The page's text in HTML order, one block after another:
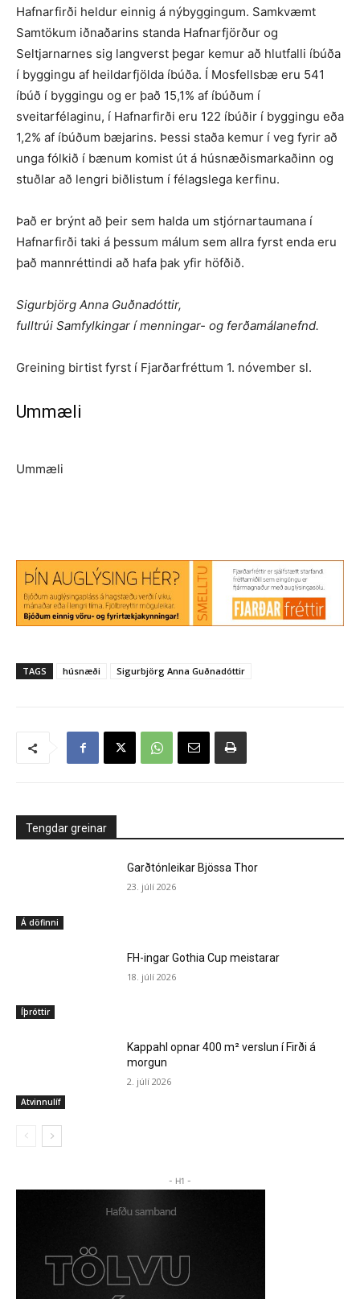
Hafnar­firði heldur einnig á nýbyggingum. Sam­kvæmt
Sam­tökum iðnaðarins standa Hafnar­fjörður og
Seltjarnarnes sig lang­verst þegar kemur að hlutfalli íbúða
í bygg­ingu af heild­arfjölda íbúða. Í Mos­fellsbæ eru 541
íbúð í byggingu og er það 15,1% af íbúðum í
sveitarfélaginu, í Hafnarfirði eru 122 íbúðir í byggingu eða
1,2% af íbúðum bæjarins. Þessi staða kemur í veg fyrir að
unga fólkið í bænum komist út á húsnæð­is­markaðinn og
stuðlar að lengri biðlistum í félags­lega kerfinu.
Það er brýnt að þeir sem halda um stjórna­rtaumana í
Hafnarfirði taki á þess­um málum sem allra fyrst enda eru
það mannréttindi að hafa þak yfir höfðið.
Sigurbjörg Anna Guðnadóttir,
fulltrúi Samfylkingar í menningar- og ferðamálanefnd.
Greining birtist fyrst í Fjarðarfréttum 1. nóvember sl.
Ummæli
Ummæli
TAGS húsnæði Sigurbjörg Anna Guðnadóttir
Tengdar greinar
Á döfinni
Garðtónleikar Bjössa Thor
23. júlí 2026
Íþróttir
FH-ingar Gothia Cup meistarar
18. júlí 2026
Atvinnulíf
Kappahl opnar 400 m² verslun í Firði á
morgun
2. júlí 2026
- H1 -